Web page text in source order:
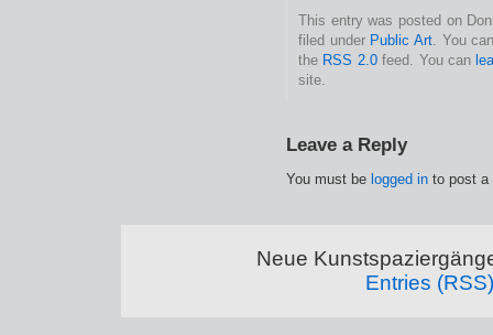
This entry was posted on
filed under Public Art . You
the RSS 2.0feed. You can
site.
Leave a Reply
You must be logged in to post a
Neue
Entries (RSS)